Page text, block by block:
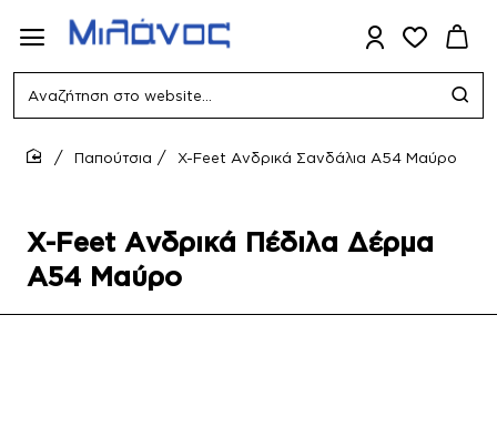
Αναζήτηση
website...
X-Feet Ανδρικά Πέδιλα Δέρμα
A54 Μαύρο
Παπούτσια X-Feet Ανδρικά Σανδάλια A54 Μαύρο